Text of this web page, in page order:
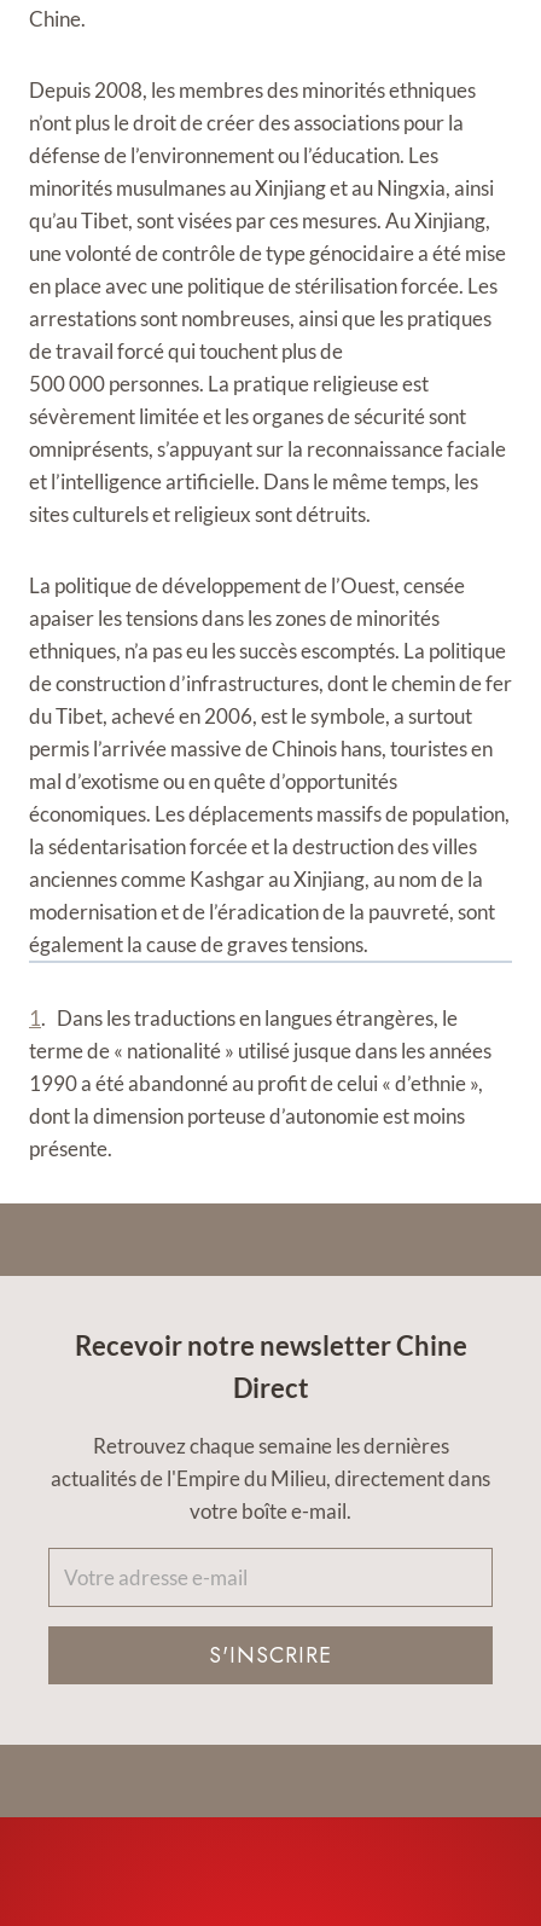
Chine.
Depuis 2008, les membres des minorités ethniques
n’ont plus le droit de créer des associations pour la
défense de l’environnement ou l’éducation. Les
minorités musulmanes au Xinjiang et au Ningxia, ainsi
qu’au Tibet, sont visées par ces mesures. Au Xinjiang,
une volonté de contrôle de type génocidaire a été mise
en place avec une politique de stérilisation forcée. Les
arrestations sont nombreuses, ainsi que les pratiques
de travail forcé qui touchent plus de
500 000 personnes. La pratique religieuse est
sévèrement limitéeet les organes de sécurité sont
omniprésents, s’appuyant sur la reconnaissance faciale
et l’intelligence artificielle. Dans le même temps, les
sites culturels et religieux sont détruits.
La politique de développement de l’Ouest, censée
apaiser les tensions dans les zones de minorités
ethniques, n’a pas eu les succès escomptés. La politique
de construction d’infrastructures, dont le chemin de fer
du Tibet, achevé en 2006, est le symbole, a surtout
permis l’arrivée massive de Chinois hans, touristes en
mal d’exotisme ou en quête d’opportunités
économiques. Les déplacements massifs de population,
la sédentarisation forcée et la destruction des villes
anciennes comme Kashgar au Xinjiang, au nom de la
modernisation et de l’éradication de la pauvreté, sont
également la cause de graves tensions.
1. Dans les traductions en langues étrangères, le
terme de « nationalité » utilisé jusque dans les années
1990 a été abandonné au profit de celui « d’ethnie »,
dont la dimension porteuse d’autonomie est moins
présente.
Recevoir notre newsletter Chine
Direct
Retrouvez chaque semaine les dernières
actualités de l'Empire du Milieu, directement dans
votre boîte e-mail.
S'INSCRIRE